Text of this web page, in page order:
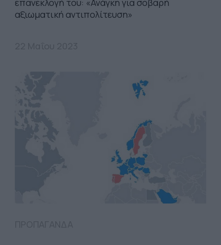
αξιωματική αντιπολίτευση»